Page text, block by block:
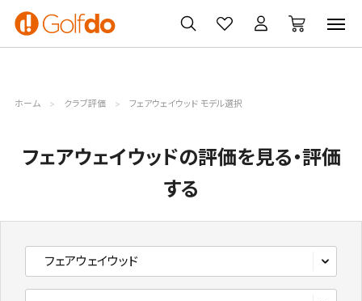
ゴルフ
クラブ
ゴルフ用品
買取
無料査定
クーポン
一覧
ホーム クラブ評価 フェアウェイウッド モデル選択
フェアウェイウッドの評価を見る・評価
する